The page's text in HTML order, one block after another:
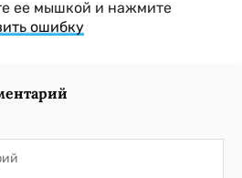
ее мышкой и нажмите
ошибку